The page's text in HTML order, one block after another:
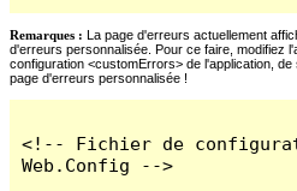
Remarques : La page d'erreurs actuellement
d'erreurs personnalisée. Pour ce faire, modifiez
configuration <customErrors> de l'application,
page d'erreurs personnalisée !
<!-- Fichier de
Web.Config -->